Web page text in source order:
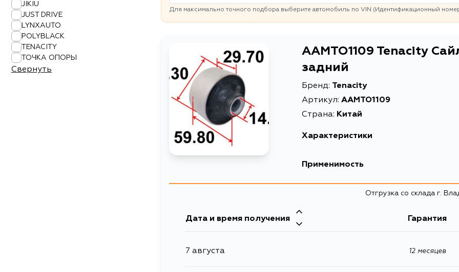
JIKIU
JUST DRIVE
LYNXAUTO
POLYBLACK
TENACITY
ТОЧКА ОПОРЫ
Свернуть
Для максимально точного подбора выберите автомобиль по VIN (Идентификационный
AAMTO1109 Tenacity
задний
Бренд: Tenacity
Артикул:AAMTO1109
Страна: Китай
Характеристики
Высота упаковки, мм
Применимость
ACA20, ACA21, ACA23, ACA26, ACA28,
Отгрузка со склада г.
Дата и время получения Гарантия
7 августа 12 месяцев